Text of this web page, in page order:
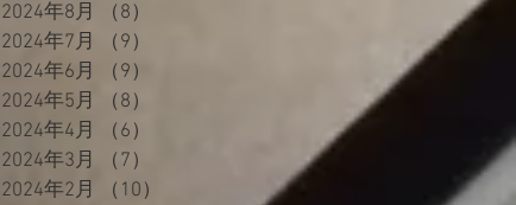
2024年8月
（8）
2024年7月
（9）
2024年6月
（9）
2024年5月
（8）
2024年4月
（6）
2024年3月
（7）
2024年2月
（10）